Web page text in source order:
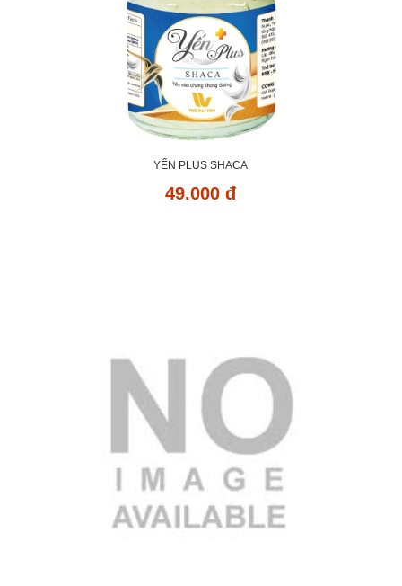
YẾN PLUS SHACA
49.000 đ